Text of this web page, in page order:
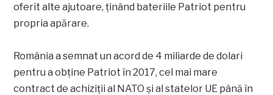
oferit alte ajutoare, ținând bateriile Patriot pentru
propria apărare.
România a semnat un acord de 4 miliarde de dolari
pentru a obține Patriot în 2017, cel mai mare
contract de achiziții al NATO și al statelor UE până în